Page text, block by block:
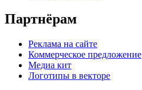
Партнёрам
Реклама на сайте
Коммерческое предложение
Медиа кит
Логотипы в векторе